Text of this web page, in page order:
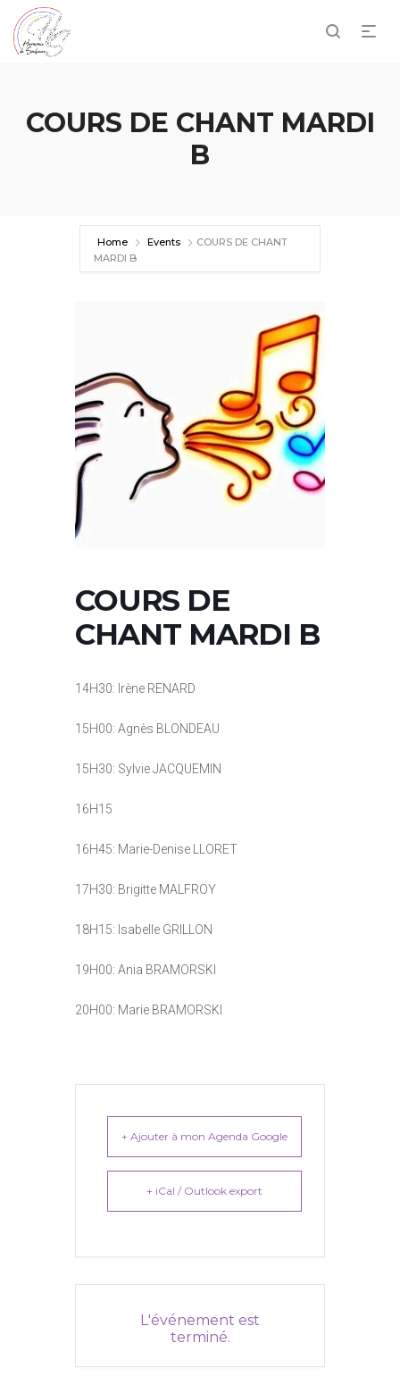
COURS DE CHANT MARDI
B
Home Events
COURS DE CHANT
MARDI B
COURS DE
CHANT MARDI B
14H30: Irène RENARD
15H00: Agnès BLONDEAU
15H30: Sylvie JACQUEMIN
16H15
16H45: Marie-Denise LLORET
17H30: Brigitte MALFROY
18H15: Isabelle GRILLON
19H00: Ania BRAMORSKI
20H00: Marie BRAMORSKI
+ Ajouter à mon Agenda Google
+ iCal / Outlook export
L'événement est
terminé.